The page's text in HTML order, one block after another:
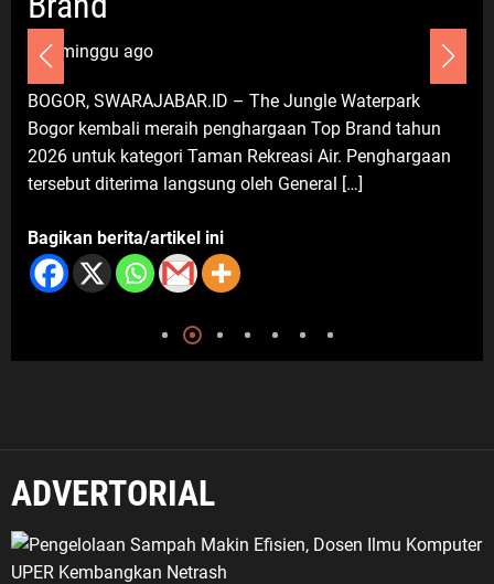
Langkah Cepat Bupati Karawang
Pastikan Hak Pendidikan Karmila,
PSI: Ini Teladan Pelayanan Publik
yang Humanis
7 Agustus 2026
ago
SWARAJABAR.ID – The Jungle Waterpark
kembali meraih penghargaan Top Brand tahun
untuk kategori Taman Rekreasi Air. Penghargaan
diterima langsung oleh General […]
berita/artikel ini
2
ADVERTORIAL